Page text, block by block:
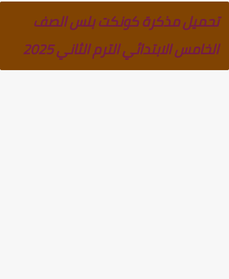
تحميل مذكرة كونكت بلس الصف
الخامس الابتدائي الترم الثاني 2025